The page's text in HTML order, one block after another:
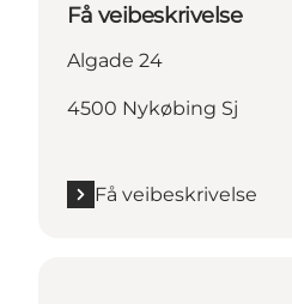
Få veibeskrivelse
Algade 24
4500 Nykøbing Sj
Få veibeskrivelse